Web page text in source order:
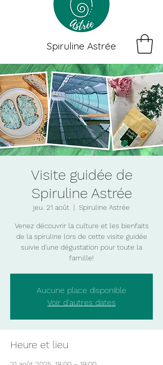
Spiruline Astrée
Visite guidée de
Spiruline Astrée
jeu. 21 août
  |
Spiruline Astrée
Venez découvrir la culture et les bienfaits
de la spiruline lors de cette visite guidée
suivie d'une dégustation pour toute la
famille!
Aucune place disponible
Voir d'autres dates
Heure et lieu